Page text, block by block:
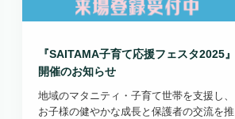
『SAITAMA子育て応援フェスタ2025』
開催のお知らせ
地域のマタニティ・子育て世帯を支援し、
お子様の健やかな成長と保護者の交流を推